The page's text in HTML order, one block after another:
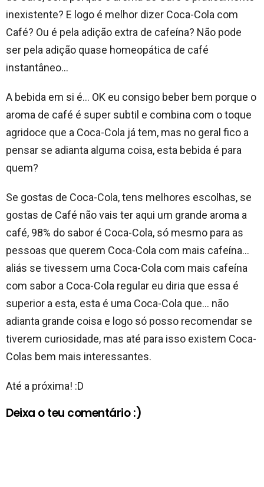
inexistente? E logo é melhor dizer Coca-Cola com
Café? Ou é pela adição extra de cafeína? Não pode
ser pela adição quase homeopática de café
instantâneo…
A bebida em si é… OK eu consigo beber bem porque o
aroma de café é super subtil e combina com o toque
agridoce que a Coca-Cola já tem, mas no geral fico a
pensar se adianta alguma coisa, esta bebida é para
quem?
Se gostas de Coca-Cola, tens melhores escolhas, se
gostas de Café não vais ter aqui um grande aroma a
café, 98% do sabor é Coca-Cola, só mesmo para as
pessoas que querem Coca-Cola com mais cafeína…
aliás se tivessem uma Coca-Cola com mais cafeína
com sabor a Coca-Cola regular eu diria que essa é
superior a esta, esta é uma Coca-Cola que… não
adianta grande coisa e logo só posso recomendar se
tiverem curiosidade, mas até para isso existem Coca-
Colas bem mais interessantes.
Até a próxima! :D
Deixa o teu comentário :)